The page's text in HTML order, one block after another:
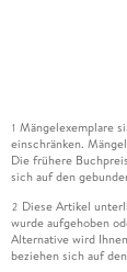
1 Mängelexemplare
einschränken.
Die frühere
sich auf den
2 Diese Artikel
wurde aufgehoben
Alternative wird
beziehen sich auf